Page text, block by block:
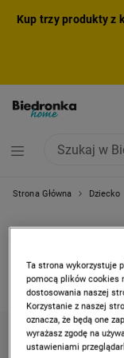
Kup trzy produkty z
Strona Główna Dziecko
2 produkty
KATEGORIE
Ta strona wykorzystuje
pomocą plików cookies
dostosowania naszej
Korzystanie z naszej
oznacza, że będą one
wyrażasz zgodę na
ustawieniami